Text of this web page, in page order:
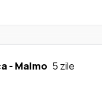
- Malmo 5 zile